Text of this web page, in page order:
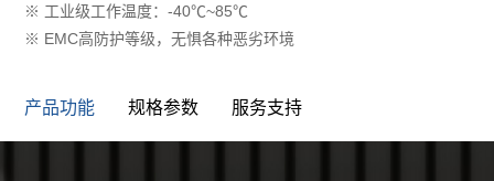
※ 工业级工作温度：-40℃~85℃
※ EMC⾼防护等级，⽆惧各种恶劣环境
服务支持
产品功能 规格参数